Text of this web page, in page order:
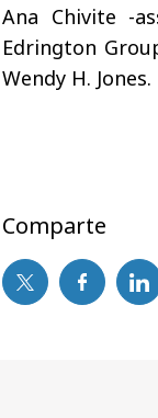
Ana Chivite -
Edrington
Wendy H. Jones.
Comparte